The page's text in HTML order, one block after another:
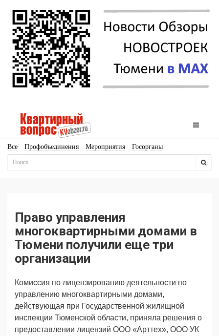
Все Профобъединения Мероприятия Госорганы
Новостройки
Продвижение Поздравляем
Ещё
Право управления
многоквартирными домами в
Тюмени получили еще три
организации
Комиссия по лицензированию деятельности по
управлению многоквартирными домами,
действующая при Государственной жилищной
инспекции Тюменской области, приняла решения о
предоставлении лицензий ООО «Арттех», ООО УК